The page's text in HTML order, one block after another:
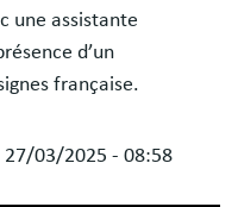
une assistante
d’un
française.
27/03/2025 - 08:58